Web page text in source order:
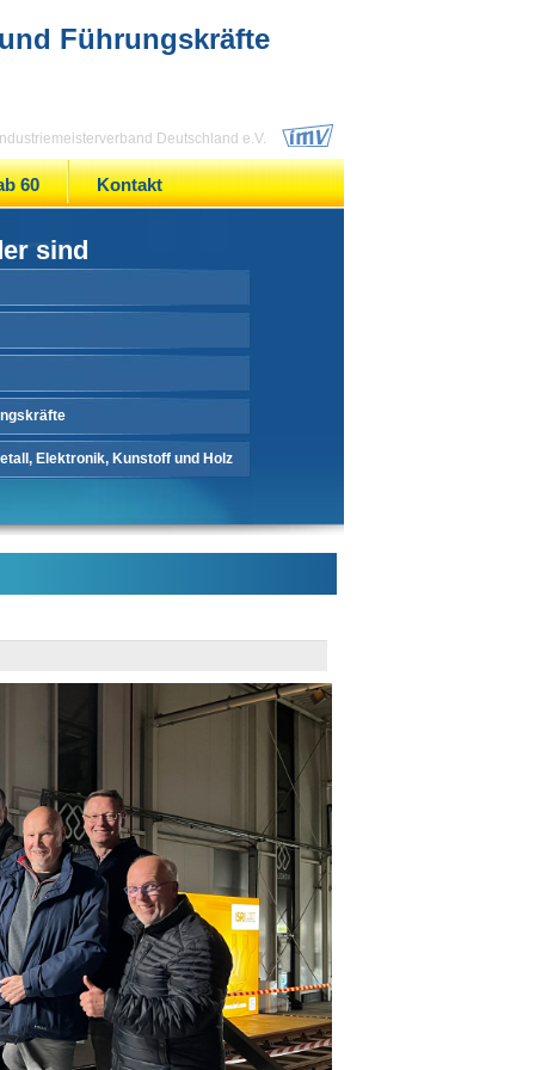
Führungskräfte
Deutschland e.V.
60 Kontakt
sind
Elektronik, Kunstoff und Holz